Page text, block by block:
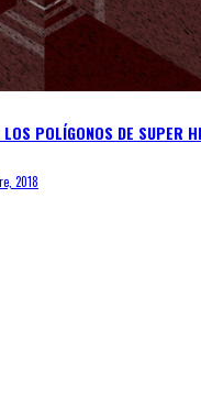
POLÍGONOS DE SUPER
2018